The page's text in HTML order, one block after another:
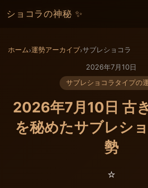
ショコラの神秘 ✨
ホーム›運勢アーカイブ›サブレショコラ
2026年7月10日
サブレショコラタイプの
2026年7月10日 古
を秘めたサブレシ
勢
⭐️